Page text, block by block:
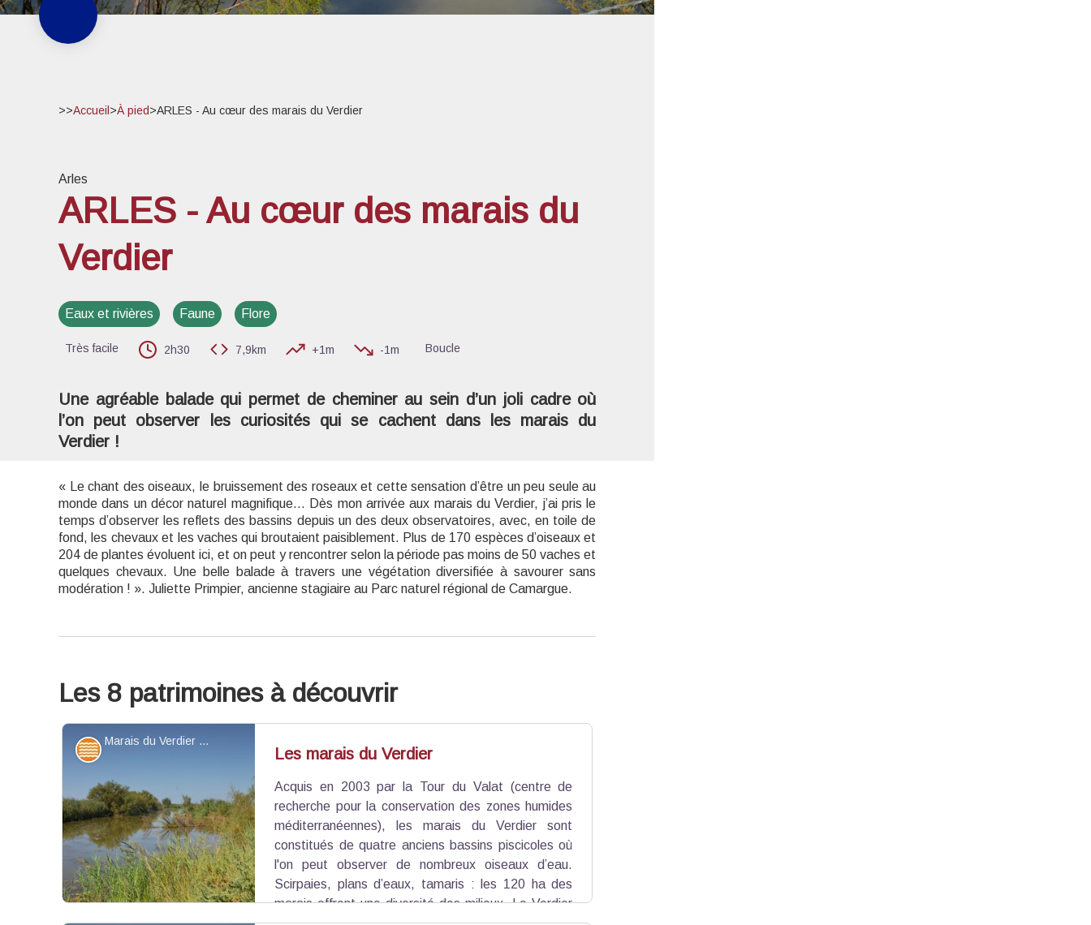
>>Accueil >À pied>ARLES - Au cœur des marais du Verdier
Arles
ARLES - Au cœur des marais du
Verdier
Eaux et rivières Faune Flore
Très facile 2h30 7,9km +1m -1m Boucle
Une agréable balade qui permet de cheminer au sein d’un joli cadre où
l’on peut observer les curiosités qui se cachent dans les marais du
Verdier !
« Le chant des oiseaux, le bruissement des roseaux et cette sensation d’être un peu seule au
monde dans un décor naturel magnifique... Dès mon arrivée aux marais du Verdier, j’ai pris le
temps d’observer les reflets des bassins depuis un des deux observatoires, avec, en toile de
fond, les chevaux et les vaches qui broutaient paisiblement. Plus de 170 espèces d’oiseaux et
204 de plantes évoluent ici, et on peut y rencontrer selon la période pas moins de 50 vaches et
quelques chevaux. Une belle balade à travers une végétation diversifiée à savourer sans
modération ! ». Juliette Primpier, ancienne stagiaire au Parc naturel régional de Camargue.
Les 8 patrimoines à découvrir
Marais du Verdier - ©Juliette Primpier - PNR Camargue
Eaux et rivières Les marais du Verdier
Acquis en 2003 par la Tour du Valat (centre de
recherche pour la conservation des zones humides
méditerranéennes), les marais du Verdier sont
constitués de quatre anciens bassins piscicoles où
l'on peut observer de nombreux oiseaux d’eau.
Scirpaies, plans d’eaux, tamaris : les 120 ha des
marais offrent une diversité des milieux. Le Verdier